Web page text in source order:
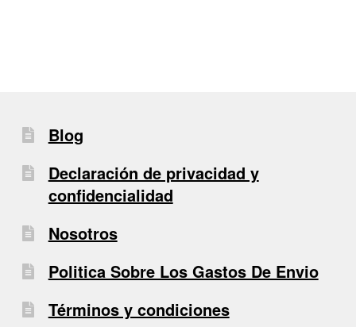
Blog
Declaración de privacidad y
confidencialidad
Nosotros
Politica Sobre Los Gastos De Envio
Términos y condiciones